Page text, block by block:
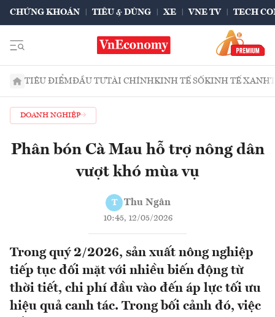
CHỨNG KHOÁN TIÊU & DÙNG XE VNE TV TECH
TIÊU ĐIỂMĐẦU TƯTÀI CHÍNHKINH TẾ SỐKINH TẾ XANH
DOANH NGHIỆP
Phân bón Cà Mau hỗ trợ nông dân
vượt khó mùa vụ
T Thu Ngân
10:45, 12/05/2026
Trong quý 2/2026, sản xuất nông nghiệp
tiếp tục đối mặt với nhiều biến động từ
thời tiết, chi phí đầu vào đến áp lực tối ưu
hiệu quả canh tác. Trong bối cảnh đó, việc